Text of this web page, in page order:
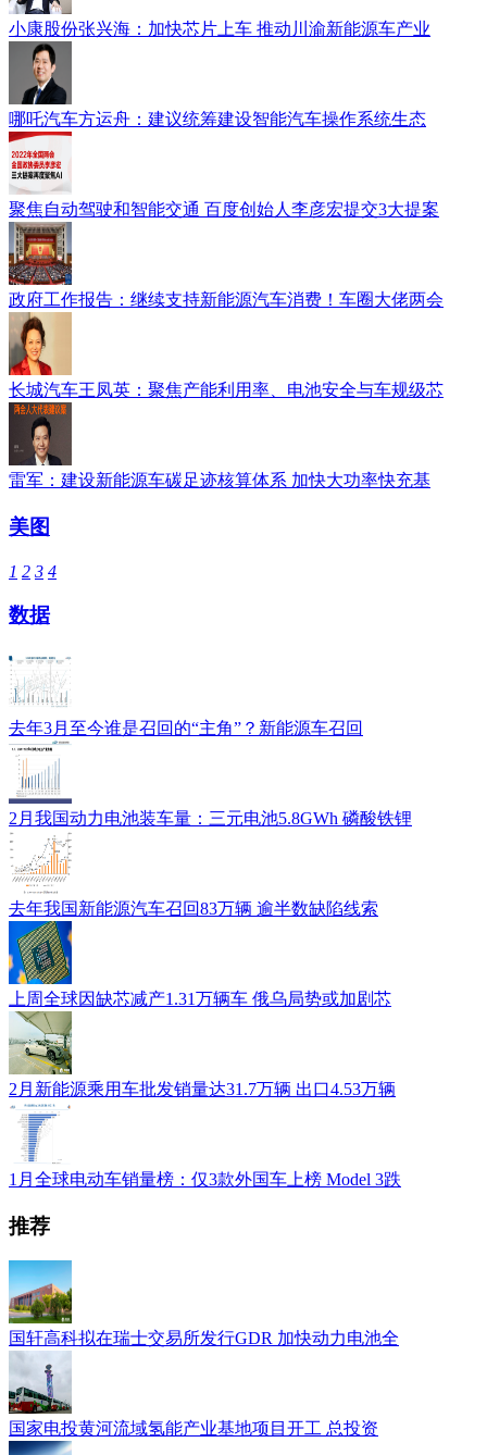
小康股份张兴海：加快芯片上车 推动川渝新能源车产业
哪吒汽车方运舟：建议统筹建设智能汽车操作系统生态
聚焦自动驾驶和智能交通 百度创始人李彦宏提交3大提案
政府工作报告：继续支持新能源汽车消费！车圈大佬两会
长城汽车王凤英：聚焦产能利用率、电池安全与车规级芯
雷军：建设新能源车碳足迹核算体系 加快大功率快充基
美图
1 2 3 4
数据
去年3月至今谁是召回的“主角”？新能源车召回
2月我国动力电池装车量：三元电池5.8GWh 磷酸铁锂
去年我国新能源汽车召回83万辆 逾半数缺陷线索
上周全球因缺芯减产1.31万辆车 俄乌局势或加剧芯
2月新能源乘用车批发销量达31.7万辆 出口4.53万辆
1月全球电动车销量榜：仅3款外国车上榜 Model 3跌
推荐
国轩高科拟在瑞士交易所发行GDR 加快动力电池全
国家电投黄河流域氢能产业基地项目开工 总投资